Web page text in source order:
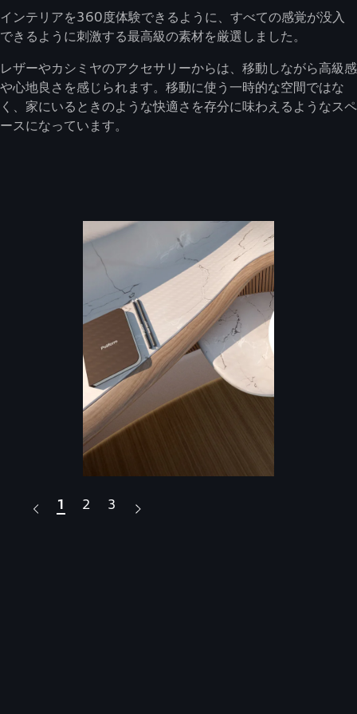
インテリアを360度体験できるように、すべての感覚が没入
できるように刺激する最高級の素材を厳選しました。
レザーやカシミヤのアクセサリーからは、移動しながら高級感
や心地良さを感じられます。移動に使う一時的な空間ではな
く、家にいるときのような快適さを存分に味わえるようなスペ
ースになっています。
1 2 3